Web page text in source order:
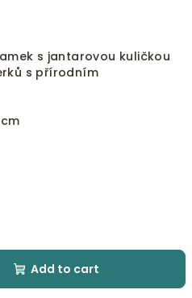
s jantarovou kuličkou
s přírodním
Add to cart